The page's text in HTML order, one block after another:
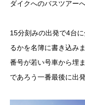
ダイクへのバスツアーへ
15分刻みの出発で4台
るかを名簿に書き込みま
番号が若い号車から埋
であろう一番最後に出